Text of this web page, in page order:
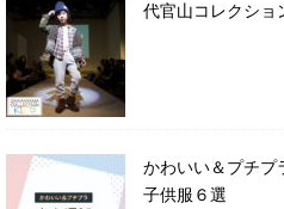
代官山コレクショ
かわいい＆プチプ
子供服６選